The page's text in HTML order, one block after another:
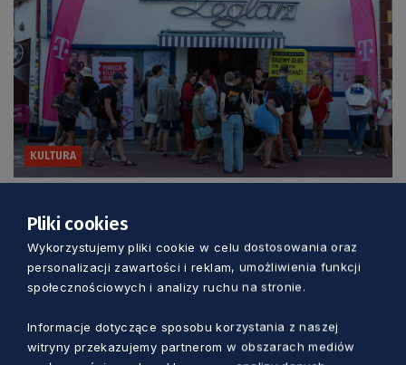
KULTURA
morzem. Wyjątkowy festiwal w Jastarni
Marcin Szumny 1 dzień temu
Pliki cookies
Wykorzystujemy pliki cookie w celu dostosowania oraz
personalizacji zawartości i reklam, umożliwienia funkcji
społecznościowych i analizy ruchu na stronie.
Informacje dotyczące sposobu korzystania z naszej
witryny przekazujemy partnerom w obszarach mediów